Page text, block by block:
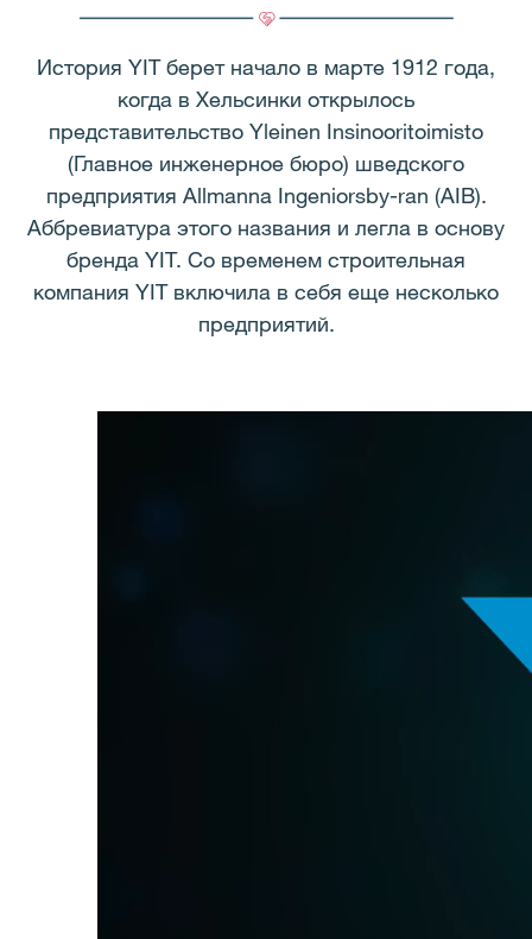
История YIT берет начало в марте 1912 года,
когда в Хельсинки открылось
представительство Yleinen Insinooritoimisto
(Главное инженерное бюро) шведского
предприятия Allmanna Ingeniorsby-ran (AIB).
Аббревиатура этого названия и легла в основу
бренда YIT. Со временем строительная
компания YIT включила в себя еще несколько
предприятий.